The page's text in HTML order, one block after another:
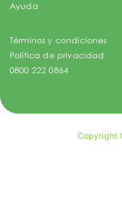
Ayuda
Términos y condiciones
Política de privacidad
0800 222 0864